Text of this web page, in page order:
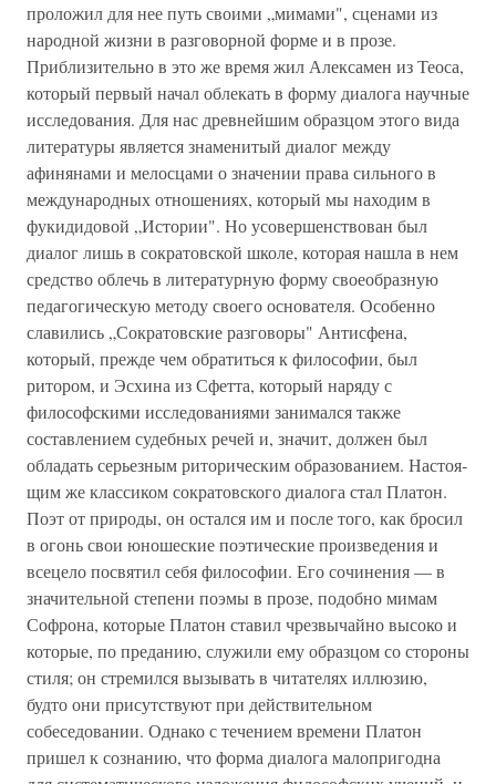
проложил для нее путь своими „мимами", сценами из
народной жизни в разговорной форме и в прозе.
Приблизительно в это же время жил Алексамен из Теоса,
который первый начал обле­кать в форму диалога научные
исследования. Для нас древ­нейшим образцом этого вида
литературы является знамени­тый диалог между
афинянами и мелосцами о значении права сильного в
международных отношениях, который мы нахо­дим в
фукидидовой „Истории". Но усовершенствован был
диалог лишь в сократовской школе, которая нашла в нем
средство облечь в литературную форму своеобразную
педа­гогическую методу своего основателя. Особенно
славились „Сократовские разговоры" Антисфена,
который, прежде чем обратиться к философии, был
ритором, и Эсхина из Сфетта, который наряду с
философскими исследованиями занимался также
составлением судебных речей и, значит, должен был
обладать серьезным риторическим образованием. Настоя­
щим же классиком сократовского диалога стал Платон.
Поэт от природы, он остался им и после того, как бросил
в огонь свои юношеские поэтические произведения и
всецело посвя­тил себя философии. Его сочинения — в
значительной сте­пени поэмы в прозе, подобно мимам
Софрона, которые Пла­тон ставил чрезвычайно высоко и
которые, по преданию, служили ему образцом со стороны
стиля; он стремился вы­зывать в читателях иллюзию,
будто они присутствуют при действительном
собеседовании. Однако с течением времени Платон
пришел к сознанию, что форма диалога малопригод­на